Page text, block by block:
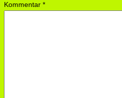
Kommentar *